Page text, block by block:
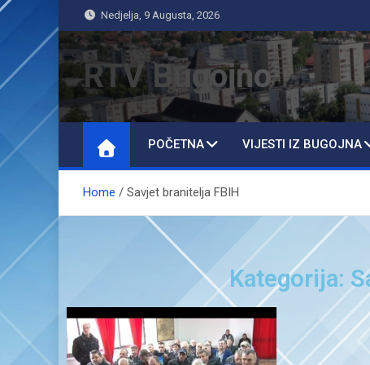
Nedjelja, 9 Augusta, 2026
RTV Bugojno
POČETNA VIJESTI IZ BUGOJNA
Home Savjet branitelja FBIH
Kategorija: